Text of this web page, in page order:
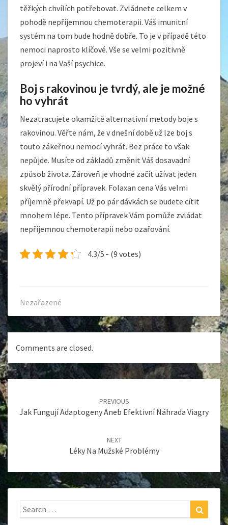
těžkých chvílích potřebovat. Zvládnete celkem v
pohodě nepříjemnou chemoterapii. Váš imunitní
systém na tom bude hodně dobře. To je v případě této
nemoci naprosto klíčové. Vše se velmi pozitivně
projeví i na Vaší psychice.
Boj s rakovinou je tvrdý, ale je možné
ho vyhrát
Nezatracujete okamžitě alternativní metody boje s
rakovinou. Věřte nám, že v dnešní době už lze boj s
touto zákeřnou nemocí vyhrát. Bez práce to však
nepůjde. Musíte od základů změnit Váš dosavadní
způsob života. Zároveň je vhodné začít užívat jeden
skvělý přírodní přípravek. Folaxan cena Vás velmi
příjemně překvapí. Už po pár dávkách se budete cítit
mnohem lépe. Tento přípravek Vám pomůže zvládat
nepříjemnou chemoterapii nebo ozařování.
4.3/5 - (9 votes)
Nezařazené
Comments are closed.
Post
navigation
PREVIOUS
Jak Fungují Adaptogeny Aneb Efektivní Náhrada Viagry
NEXT
Léky Na Mužské Problémy
Search
for:
Search